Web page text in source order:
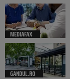
MEDIAFAX
GANDUL.RO